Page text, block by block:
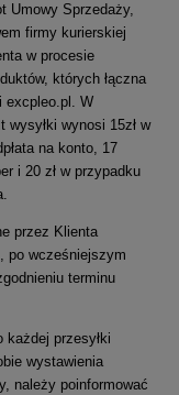
Umowy Sprzedaży,
firmy kurierskiej
w procesie
których łączna
excpleo.pl. W
wysyłki wynosi 15zł w
na konto, 17
i 20 zł w przypadku
przez Klienta
po wcześniejszym
terminu
każdej przesyłki
wystawienia
należy poinformować